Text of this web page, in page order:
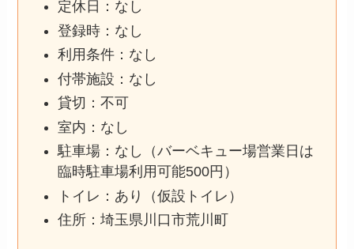
定休日：なし
登録時：なし
利用条件：なし
付帯施設：なし
貸切：不可
室内：なし
駐車場：なし（バーベキュー場営業日は
臨時駐車場利用可能500円）
トイレ：あり（仮設トイレ）
住所：埼玉県川口市荒川町